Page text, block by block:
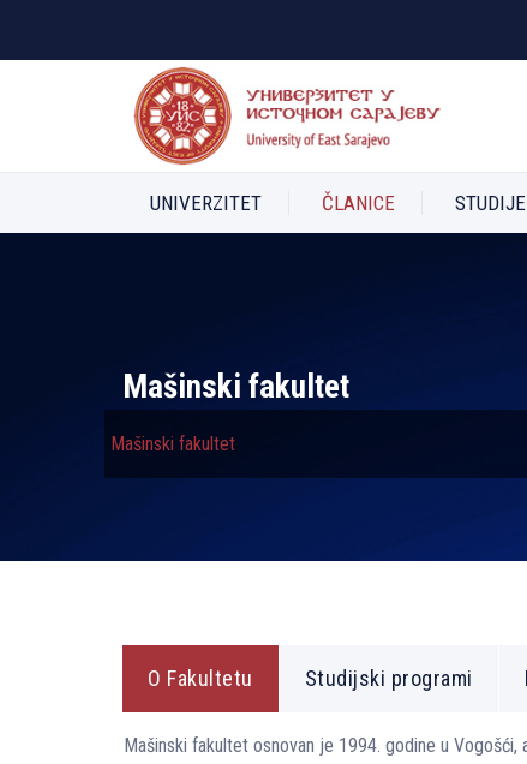
UNIVERZITET ČLANICE STUDIJE
Mašinski fakultet
Mašinski fakultet
O Fakultetu Studijski programi
Mašinski fakultet osnovan je 1994. godine u